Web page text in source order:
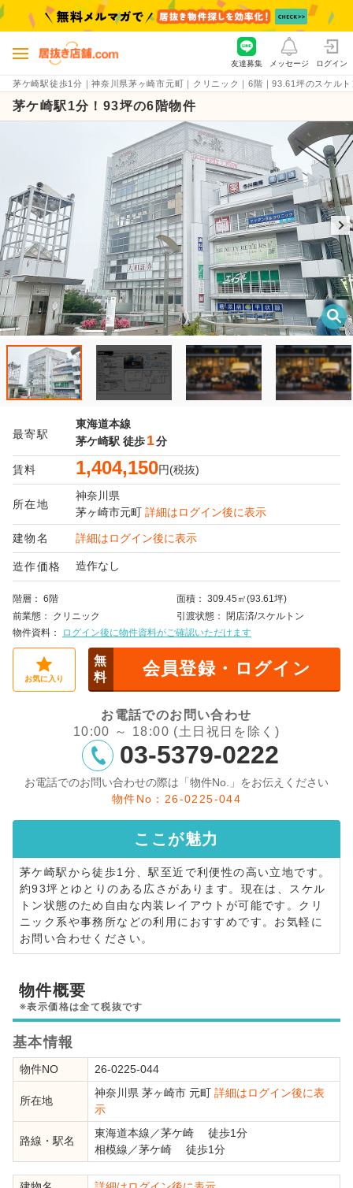
茅ケ崎駅徒歩1分｜神奈川県茅ヶ崎市元町｜クリニック｜6階｜93.61坪のスケル
友達募集 メッセージ ログイン
茅ケ崎駅1分！93坪の6階物件
最寄駅
東海道本線
茅ケ崎駅 徒歩1分
賃料 1,404,150円(税抜)
所在地
神奈川県
茅ヶ崎市元町 詳細はログイン後に表示
建物名 詳細はログイン後に表示
造作価格 造作なし
階層 6階 面積
309.45㎡(93.61坪)
前業態
クリニック 引渡状態
閉店済/スケルトン
物件資料
ログイン後に物件資料がご確認いただけます
お気に入り
無
料
会員登録・ログイン
お電話でのお問い合わせ
10:00 ～ 18:00 (土日祝日を除く)
03-5379-0222
お電話でのお問い合わせの際は「物件No.」をお伝えください
物件No：26-0225-044
ここが魅力
茅ケ崎駅から徒歩1分、駅至近で利便性の高い立地です。
約93坪とゆとりのある広さがあります。現在は、スケル
トン状態のため自由な内装レイアウトが可能です。クリ
ニック系や事務所などの利用におすすめです。お気軽に
お問い合わせください。
物件概要
※表示価格は全て税抜です
基本情報
物件NO 26-0225-044
所在地
神奈川県 茅ヶ崎市 元町 詳細はログイン後に表
示
路線・駅名
東海道本線 ／茅ケ崎 徒歩1分
相模線 ／茅ケ崎 徒歩1分